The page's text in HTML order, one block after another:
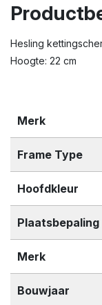
Hesling
Hoogte: 22 cm
Merk
Frame Type
Hoofdkleur
Plaatsbepaling
Merk
Bouwjaar